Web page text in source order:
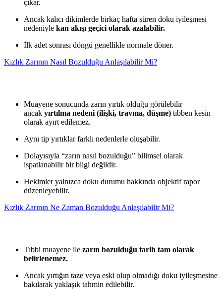
çıkar.
Ancak kalıcı dikimlerde birkaç hafta süren doku iyileşmesi
nedeniyle kan akışı geçici olarak azalabilir.
İlk adet sonrası döngü genellikle normale döner.
Kızlık Zarının Nasıl Bozulduğu Anlaşılabilir Mi?
Muayene sonucunda zarın yırtık olduğu görülebilir
ancak yırtılma nedeni (ilişki, travma, düşme) tıbben kesin
olarak ayırt edilemez.
Aynı tip yırtıklar farklı nedenlerle oluşabilir.
Dolayısıyla “zarın nasıl bozulduğu” bilimsel olarak
ispatlanabilir bir bilgi değildir.
Hekimler yalnızca doku durumu hakkında objektif rapor
düzenleyebilir.
Kızlık Zarının Ne Zaman Bozulduğu Anlaşılabilir Mi?
Tıbbi muayene ile zarın bozulduğu tarih tam olarak
belirlenemez.
Ancak yırtığın taze veya eski olup olmadığı doku iyileşmesine
bakılarak yaklaşık tahmin edilebilir.